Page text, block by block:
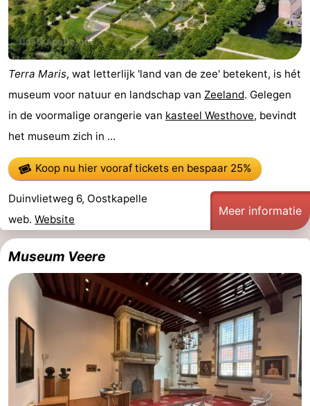
en
Duin
De
Grote
-
De
-
Fort
Haak
-
De
Westhove
Last
Zien
&
doen
Bezienswaardigheden
Musea
Monumenten
Uitkijkpunten
Attracties
Terra Maris, wat letterlijk 'land van de zee' betekent, is hét
museum voor natuur en landschap van Zeeland. Gelegen
in de voormalige orangerie van kasteel Westhove, bevindt
het museum zich in ...
Koop nu hier vooraf ticketsen bespaar 25%
Duinvlietweg 6, Oostkapelle
web. Website
Meer informatie
Museum Veere